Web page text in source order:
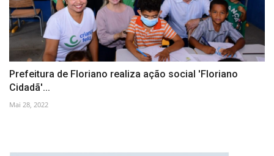
Prefeitura de Floriano realiza ação social 'Floriano
Cidadã'...
Mai 28, 2022